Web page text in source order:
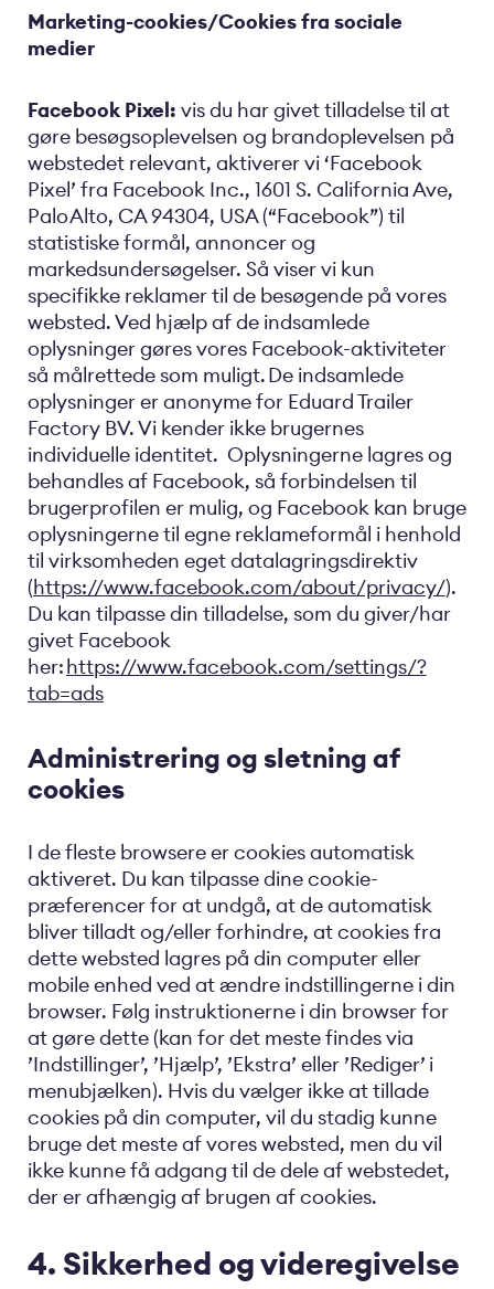
Marketing-cookies/Cookies fra sociale
medier
Facebook Pixel: vis du har givet tilladelse til at
gøre besøgsoplevelsen og brandoplevelsen på
webstedet relevant, aktiverer vi ‘Facebook
Pixel’ fra Facebook Inc., 1601 S. California Ave,
Palo Alto, CA 94304, USA (“Facebook”) til
statistiske formål, annoncer og
markedsundersøgelser. Så viser vi kun
specifikke reklamer til de besøgende på vores
websted. Ved hjælp af de indsamlede
oplysninger gøres vores Facebook-aktiviteter
så målrettede som muligt. De indsamlede
oplysninger er anonyme for Eduard Trailer
Factory BV. Vi kender ikke brugernes
individuelle identitet. Oplysningerne lagres og
behandles af Facebook, så forbindelsen til
brugerprofilen er mulig, og Facebook kan bruge
oplysningerne til egne reklameformål i henhold
til virksomheden eget datalagringsdirektiv
(https://www.facebook.com/about/privacy/).
Du kan tilpasse din tilladelse, som du giver/har
givet Facebook
her:https://www.facebook.com/settings/?
tab=ads
Administrering og sletning af
cookies
I de fleste browsere er cookies automatisk
aktiveret. Du kan tilpasse dine cookie-
præferencer for at undgå, at de automatisk
bliver tilladt og/eller forhindre, at cookies fra
dette websted lagres på din computer eller
mobile enhed ved at ændre indstillingerne i din
browser. Følg instruktionerne i din browser for
at gøre dette (kan for det meste findes via
’Indstillinger’, ’Hjælp’, ’Ekstra’ eller ’Rediger’ i
menubjælken). Hvis du vælger ikke at tillade
cookies på din computer, vil du stadig kunne
bruge det meste af vores websted, men du vil
ikke kunne få adgang til de dele af webstedet,
der er afhængig af brugen af ​​cookies.
4. Sikkerhed og videregivelse